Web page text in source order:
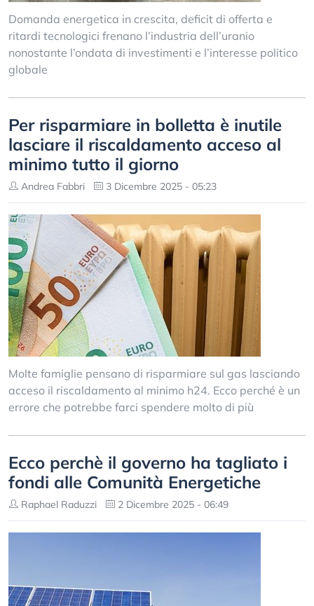
Domanda energetica in crescita, deficit di offerta e
ritardi tecnologici frenano l’industria dell’uranio
nonostante l’ondata di investimenti e l’interesse politico
globale
Per risparmiare in bolletta è inutile
lasciare il riscaldamento acceso al
minimo tutto il giorno
Andrea Fabbri 3 Dicembre 2025 - 05:23
Molte famiglie pensano di risparmiare sul gas lasciando
acceso il riscaldamento al minimo h24. Ecco perché è un
errore che potrebbe farci spendere molto di più
Ecco perchè il governo ha tagliato i
fondi alle Comunità Energetiche
Raphael Raduzzi 2 Dicembre 2025 - 06:49